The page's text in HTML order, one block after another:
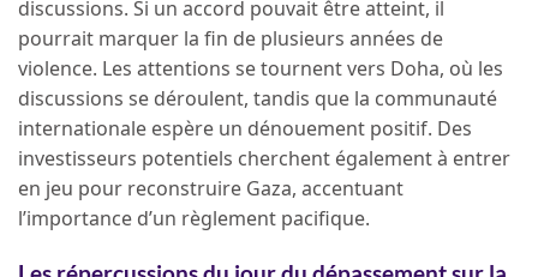
discussions. Si un accord pouvait être atteint, il
pourrait marquer la fin de plusieurs années de
violence. Les attentions se tournent vers Doha, où les
discussions se déroulent, tandis que la communauté
internationale espère un dénouement positif. Des
investisseurs potentiels cherchent également à entrer
en jeu pour reconstruire Gaza, accentuant
l’importance d’un règlement pacifique.